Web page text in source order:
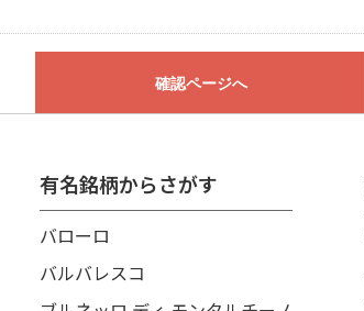
確認ページへ
有名銘柄からさがす
バローロ
バルバレスコ